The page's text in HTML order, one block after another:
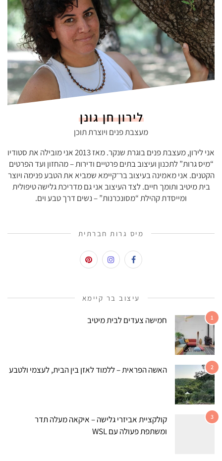
לירון חן גונן
מעצבת פנים ויוצרת תוכן
אני לירון, מעצבת פנים בוגרת שנקר. מאז 2013 אני מובילה את סטודיו
“מיס גרות” לתכנון ועיצוב בתים פרטיים ודירות – מהחזון ועד הפרטים
הקטנים. אני מאמינה בעיצוב בר־קיימא שמביא את הטבע פנימה ויוצר
בית מיטיב ותומך חיים. לצד העיצוב אני גם מדריכת גלישה טיפולית
ומייסדת קהילת “מסונכרנות” – נשים דרך טבע וים.
מיס גרות חברתית
עיצוב בר קיימא
1 חמישה צעדים לבית מיטיב
2 האשה הפראית – ללמוד לאזן בין הבית, לעצמי ולטבע
3
קולקציית אביזרי גלישה – איקאה מעלה תדר
ומשתפת פעולה עם WSL